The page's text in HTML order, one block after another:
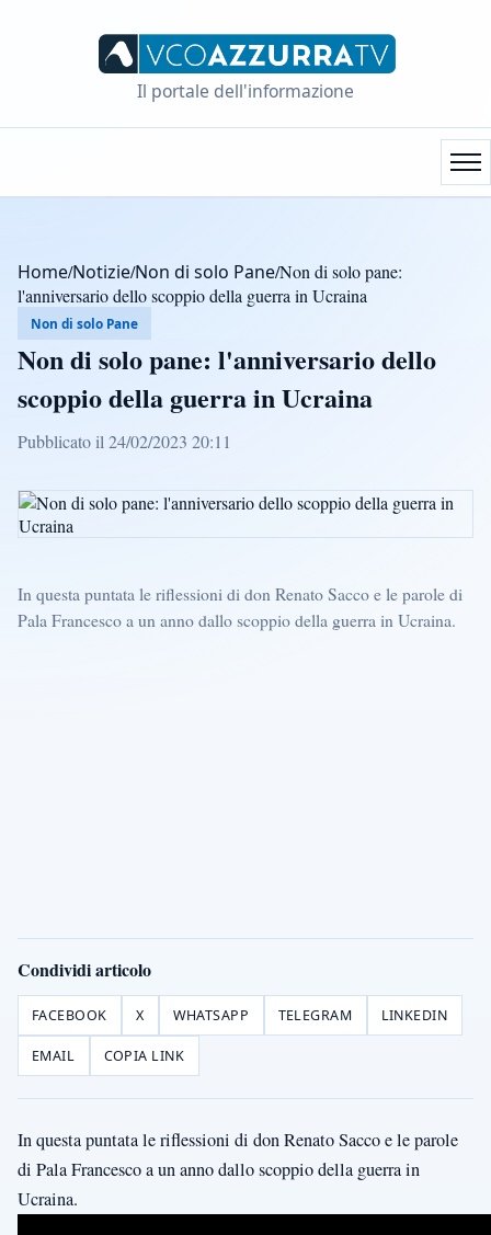
Il portale dell'informazione
Home/Notizie/Non di solo Pane/Non di solo pane:
l'anniversario dello scoppio della guerra in Ucraina
Non di solo Pane
Non di solo pane: l'anniversario dello
scoppio della guerra in Ucraina
Pubblicato il 24/02/2023 20:11
In questa puntata le riflessioni di don Renato Sacco e le parole di
Pala Francesco a un anno dallo scoppio della guerra in Ucraina.
Condividi articolo
FACEBOOK X WHATSAPP TELEGRAM LINKEDIN
EMAIL COPIA LINK
In questa puntata le riflessioni di don Renato Sacco e le parole
di Pala Francesco a un anno dallo scoppio della guerra in
Ucraina.